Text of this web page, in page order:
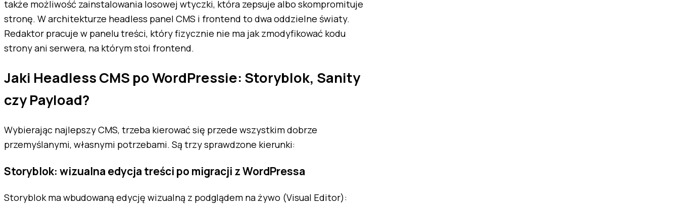
także możliwość zainstalowania losowej wtyczki, która zepsuje albo skompromituje
stronę. W architekturze headless panel CMS i frontend to dwa oddzielne światy.
Redaktor pracuje w panelu treści, który fizycznie nie ma jak zmodyfikować kodu
strony ani serwera, na którym stoi frontend.
Jaki Headless CMS po WordPressie: Storyblok, Sanity
czy Payload?
Wybierając najlepszy CMS, trzeba kierować się przede wszystkim dobrze
przemyślanymi, własnymi potrzebami. Są trzy sprawdzone kierunki:
Storyblok: wizualna edycja treści po migracji z WordPressa
Storyblok ma wbudowaną edycję wizualną z podglądem na żywo (Visual Editor):